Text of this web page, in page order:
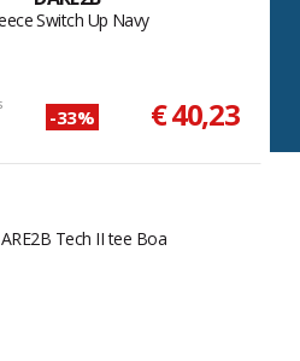
Switch Up Navy
-33% € 40,23